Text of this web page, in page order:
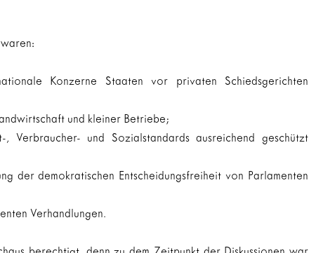
Konzerne Staaten vor privaten Schiedsgerichten
und kleiner Betriebe;
Verbraucher- und Sozialstandards ausreichend geschützt
der demokratischen Entscheidungsfreiheit von Parlamenten
Verhandlungen.